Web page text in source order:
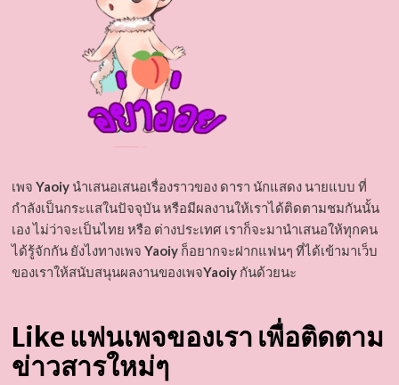
เพจ Yaoiyนำเสนอเสนอเรื่องราวของ ดารา นักแสดง นายแบบ ที่
กำลังเป็นกระแสในปัจจุบัน หรือมีผลงานให้เราได้ติดตามชมกันนั้น
เอง ไม่ว่าจะเป็นไทย หรือ ต่างประเทศ เราก็จะมานำเสนอให้ทุกคน
ได้รู้จักกัน ยังไงทางเพจ Yaoiyก็อยากจะฝากแฟนๆ ที่ได้เข้ามาเว็บ
ของเราให้สนับสนุนผลงานของเพจYaoiyกันด้วยนะ
Like แฟนเพจของเรา เพื่อติดตาม
ข่าวสารใหม่ๆ